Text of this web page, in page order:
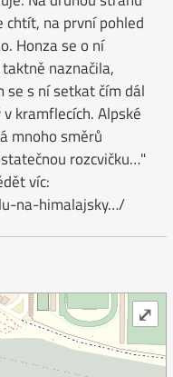
chtít, na první pohled
Honza se o ní
naznačila,
se s ní setkat čím dál
kramflecích. Alpské
mnoho směrů
rozcvičku…"
víc:
na-himalajsky…/
⤢